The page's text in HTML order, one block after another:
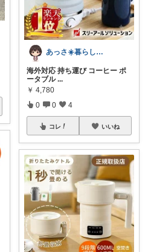
あっさ☀️暮らしをラクにする便利グッズ
海外対応 持ち運び コーヒー ポ
ータブル...
￥ 4,780
0 0 4
コレ いいね